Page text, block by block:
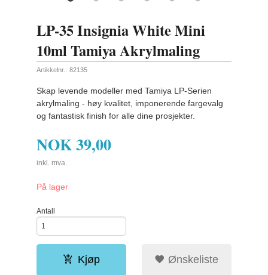
LP-35 Insignia White Mini
10ml Tamiya Akrylmaling
Artikkelnr.: 82135
Skap levende modeller med Tamiya LP-Serien
akrylmaling - høy kvalitet, imponerende fargevalg
og fantastisk finish for alle dine prosjekter.
NOK39,00
inkl. mva.
På lager
Antall
Kjøp Ønskeliste